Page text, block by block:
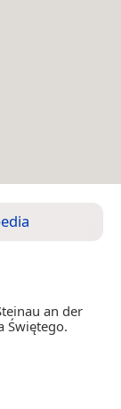
an der
Świętego.